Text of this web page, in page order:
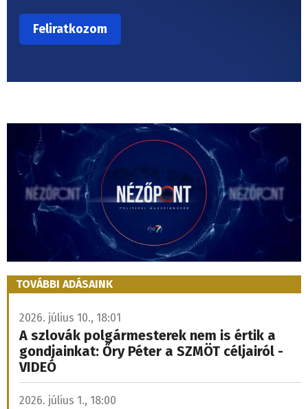
TOVÁBBI ADÁSAINK
2026. július 10., 18:01
A szlovák polgármesterek nem is értik a
gondjainkat: Őry Péter a SZMÖT céljairól -
VIDEÓ
2026. július 1., 18:00